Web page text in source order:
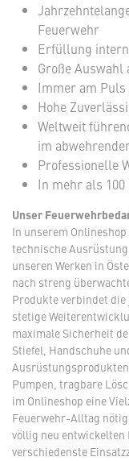
Feuerwehr
Erfüllung
Große
Immer am Puls
Hohe
Weltweit
im
Professionelle
In mehr als
Unser
In unserem
technische
unseren Werken in
nach streng
Produkte verbindet
stetige
maximale Sicherheit
Stiefel, Handschuhe
Pumpen, tragbare
im Onlineshop eine
Feuerwehr-Alltag
völlig neu
verschiedenste